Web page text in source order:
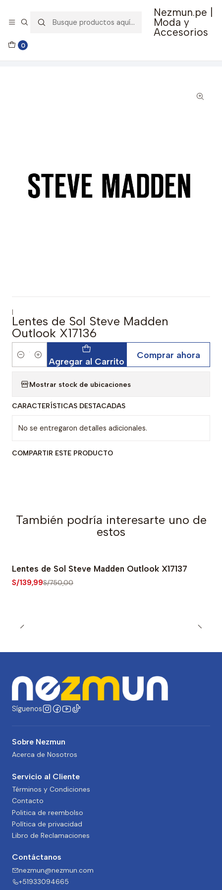
Nezmun.pe |
Moda y
Accesorios
0
🚚 Envío GRATIS por compras mayores a S/ 150
|
Lentes de Sol Steve Madden
Outlook X17136
Cantidad Agregar al Carrito
Comprar ahora
Mostrar stock de ubicaciones
CARACTERÍSTICAS DESTACADAS
No se entregaron detalles adicionales.
COMPARTIR ESTE PRODUCTO
También podría interesarte uno de
estos
-81% OFF
Lentes de Sol Steve Madden Outlook X17137
S/139,99S/750,00
Síguenos
Sobre Nezmun
Acerca de Nosotros
Servicio al Cliente
Términos y Condiciones
Contacto
Politica de reembolso
Política de privacidad
Libro de Reclamaciones
Contáctanos
nezmun@nezmun.com
+51933094665